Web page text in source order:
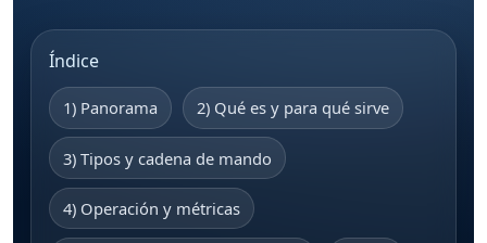
Índice
1) Panorama 2) Qué es y para qué sirve
3) Tipos y cadena de mando
4) Operación y métricas